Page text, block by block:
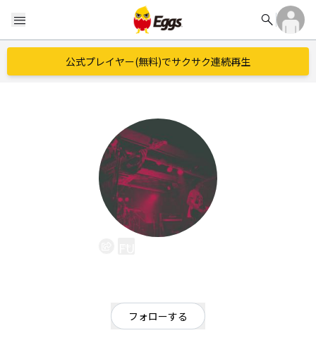
menu search
公式プレイヤー(無料)でサクサク連続再生
フォローする